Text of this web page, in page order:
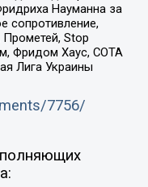
Науманна за
сопротивление,
Прометей, Stop
Фридом Хаус, СОТА
Лига Украины
7756/